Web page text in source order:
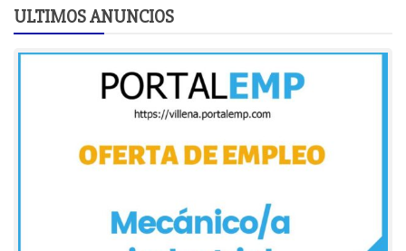
ULTIMOS ANUNCIOS